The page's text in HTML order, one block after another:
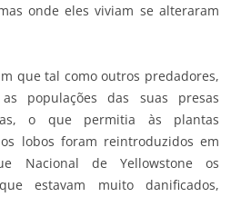
onde eles viviam se alteraram
que tal como outros predadores,
populações das suas presas
o que permitia às plantas
lobos foram reintroduzidos em
Nacional de Yellowstone os
estavam muito danificados,